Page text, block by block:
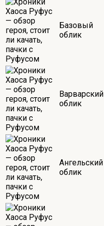
Базовый
облик
Варварский
облик
Ангельский
облик